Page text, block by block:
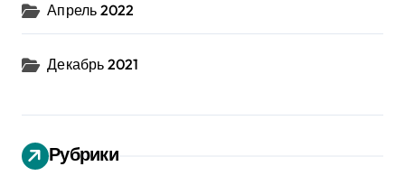
Апрель 2022
Декабрь 2021
Рубрики